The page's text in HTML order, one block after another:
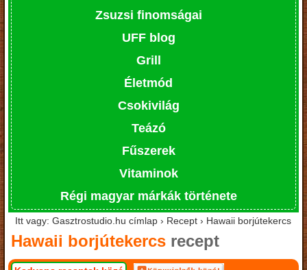
Zsuzsi finomságai
UFF blog
Grill
Életmód
Csokivilág
Teázó
Fűszerek
Vitaminok
Régi magyar márkák története
Itt vagy: Gasztrostudio.hu címlap › Recept › Hawaii borjútekercs
Hawaii borjútekercs recept